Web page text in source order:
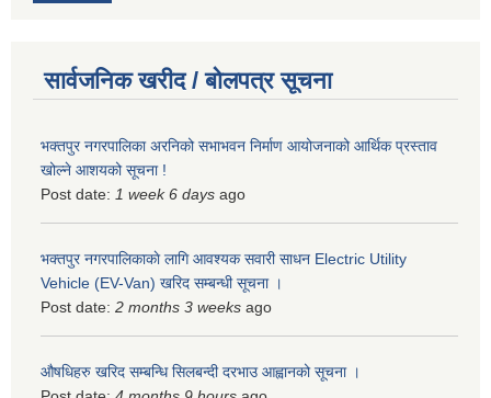
सार्वजनिक खरीद / बोलपत्र सूचना
भक्तपुर नगरपालिका अरनिको सभाभवन निर्माण आयोजनाको आर्थिक प्रस्ताव
खोल्ने आशयको सूचना !
Post date: 1 week 6 days ago
भक्तपुर नगरपालिकाकाे लागि आवश्यक सवारी साधन Electric Utility
Vehicle (EV-Van) खरिद सम्बन्धी सूचना ।
Post date: 2 months 3 weeks ago
औषधिहरु खरिद सम्बन्धि सिलबन्दी दरभाउ आह्वानको सूचना ।